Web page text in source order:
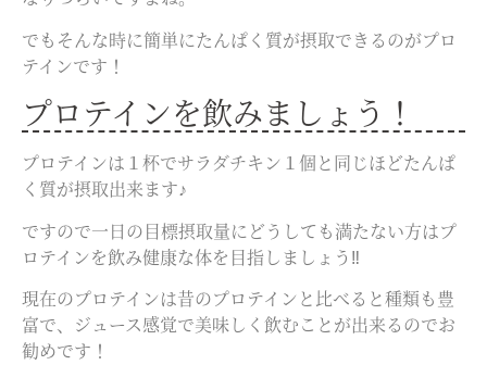
でもそんな時に簡単にたんぱく質が摂取できるのがプロ
テインです！
プロテインを飲みましょう！
プロテインは１杯でサラダチキン１個と同じほどたんぱ
く質が摂取出来ます♪
ですので一日の目標摂取量にどうしても満たない方はプ
ロテインを飲み健康な体を目指しましょう‼
現在のプロテインは昔のプロテインと比べると種類も豊
富で、ジュース感覚で美味しく飲むことが出来るのでお
勧めです！